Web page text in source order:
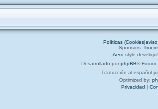
Políticas
Sponsors:
Aero style
Desarrollado por phpBB® Forum
Traducción al español
Optimized by:
Privacidad |